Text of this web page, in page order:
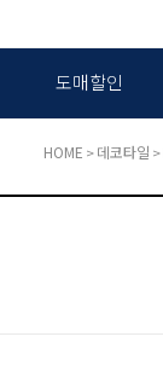
도매할인
HOME >데코타일 >